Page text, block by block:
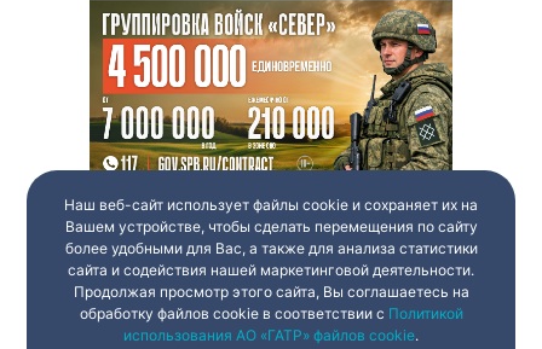
Наш веб-сайт использует файлы cookie и сохраняет их на
Вашем устройстве, чтобы сделать перемещения по сайту
более удобными для Вас, а также для анализа статистики
сайта и содействия нашей маркетинговой деятельности.
Продолжая просмотр этого сайта, Вы соглашаетесь на
обработку файлов cookie в соответствии с Политикой
использования АО «ГАТР» файлов cookie.